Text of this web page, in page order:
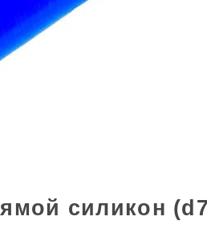
силикон